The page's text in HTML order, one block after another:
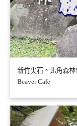
新竹尖石。北角森
Beaver Cafe